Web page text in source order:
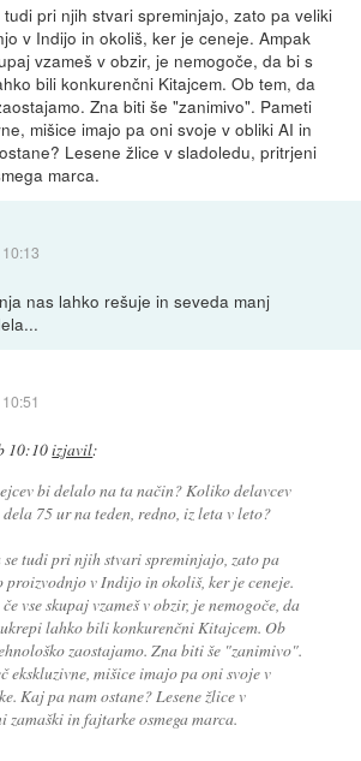
pri njih stvari spreminjajo, zato pa veliki
v Indijo in okoliš, ker je ceneje. Ampak
vzameš v obzir, je nemogoče, da bi s
bili konkurenčni Kitajcem. Ob tem, da
Zna biti še "zanimivo". Pameti
mišice imajo pa oni svoje v obliki AI in
Lesene žlice v sladoledu, pritrjeni
marca.
nas lahko rešuje in seveda manj
10:10izjavil:
bi delalo na ta način? Koliko delavcev
75 ur na teden, redno, iz leta v leto?
se tudi pri njih stvari spreminjajo, zato pa
v Indijo in okoliš, ker je ceneje.
vse skupaj vzameš v obzir, je nemogoče, da
lahko bili konkurenčni Kitajcem. Ob
zaostajamo. Zna biti še "zanimivo".
ekskluzivne, mišice imajo pa oni svoje v
Kaj pa nam ostane? Lesene žlice v
in fajtarke osmega marca.